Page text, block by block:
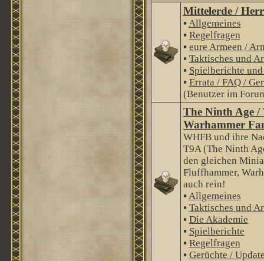
Mittelerde /
•Allgemeines
• Regelfragen
• eure Armeen /
• Taktisches und
• Spielberichte
• Errata / FAQ /
(Benutzer im
The Ninth Age
Warhammer
WHFB und ihre
T9A (The Ninth
den gleichen
Fluffhammer,
auch rein!
•Allgemeines
• Taktisches und
• Die Akademie
• Spielberichte
• Regelfragen
• Gerüchte /